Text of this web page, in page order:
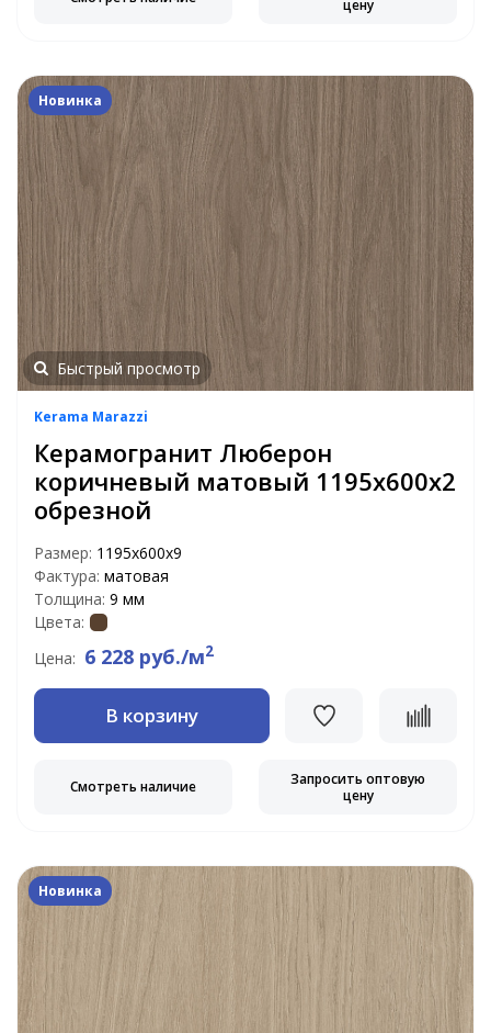
цену
Новинка
Быстрый просмотр
Kerama Marazzi
Керамогранит Люберон
коричневый матовый 1195x600x2
обрезной
Размер: 1195x600x9
Фактура: матовая
Толщина: 9 мм
Цвета:
Цена: 6 228 руб./м2
В корзину
Смотреть наличие
Запросить оптовую
цену
Новинка